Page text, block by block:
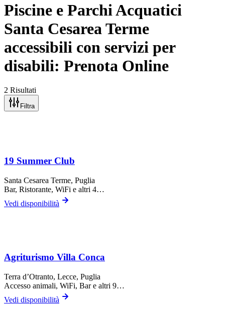
Piscine e Parchi Acquatici
Santa Cesarea Terme
accessibili con servizi per
disabili: Prenota Online
2 Risultati
Filtra
19 Summer Club
Santa Cesarea Terme, Puglia
Bar, Ristorante, WiFi e altri 4…
Vedi disponibilità
Agriturismo Villa Conca
Terra d’Otranto, Lecce, Puglia
Accesso animali, WiFi, Bare altri 9…
Vedi disponibilità